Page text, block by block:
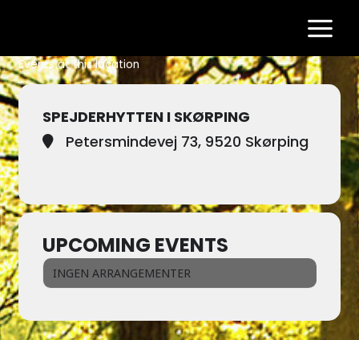
Events at this location
SPEJDERHYTTEN I SKØRPING
Petersmindevej 73, 9520 Skørping
UPCOMING EVENTS
INGEN ARRANGEMENTER